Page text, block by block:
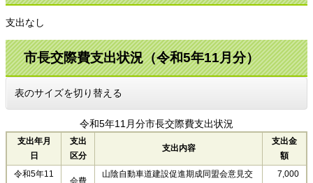
支出なし
市長交際費支出状況（令和5年11月分）
表のサイズを切り替える
支出年月
日
支出
区分
支出内容
支出金
額
令和5年11月分市長交際費支出状況
令和5年11
会費
山陰自動車道建設促進期成同盟会意見交
7,000